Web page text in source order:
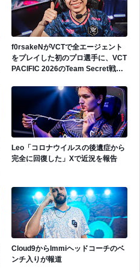
f0rsakeNがVCTで全エージェント
をプレイした初のプロ選手に、VCT
PACIFIC 2026のTeam Secret戦で
Leo「コロナウイルスの後遺症から
完全に回復した」Xで近況を報告
Cloud9からImmiヘッドコーチのベ
ンチ入りが報道